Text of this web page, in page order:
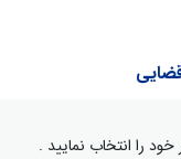
را انتخاب نمایید .